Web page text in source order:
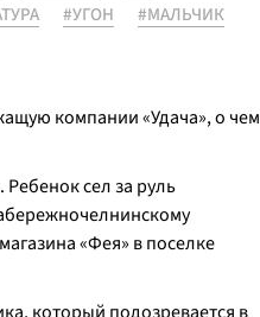
#УГОН
#МАЛЬЧИК
компании «Удача», о чем
Ребенок сел за руль
«Фея» в поселке